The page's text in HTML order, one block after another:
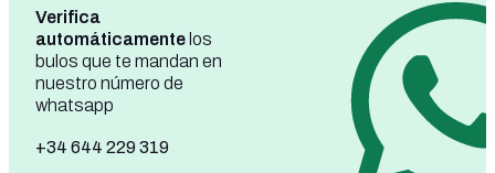
Verifica
automáticamente los
bulos que te mandan en
nuestro número de
whatsapp
+34 644 229 319